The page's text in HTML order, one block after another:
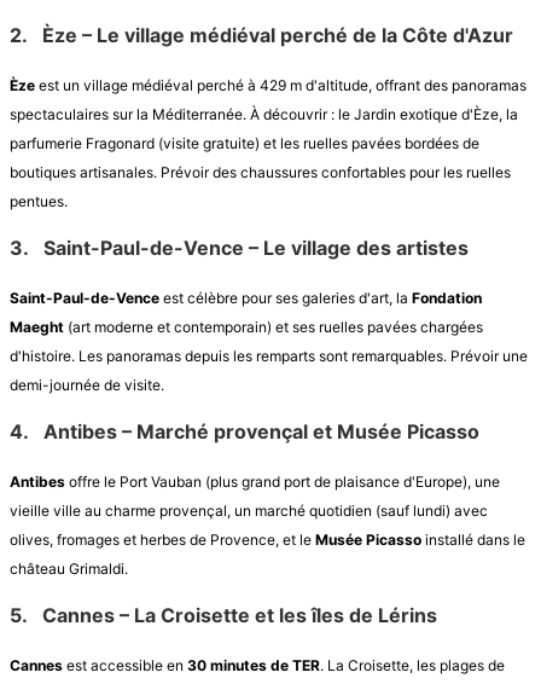
2. Èze – Le village médiéval perché de la Côte d'Azur
Èze est un village médiéval perché à 429 m d'altitude, offrant des panoramas
spectaculaires sur la Méditerranée. À découvrir : le Jardin exotique d'Èze, la
parfumerie Fragonard (visite gratuite) et les ruelles pavées bordées de
boutiques artisanales. Prévoir des chaussures confortables pour les ruelles
pentues.
3. Saint-Paul-de-Vence – Le village des artistes
Saint-Paul-de-Vence est célèbre pour ses galeries d'art, la Fondation
Maeght (art moderne et contemporain) et ses ruelles pavées chargées
d'histoire. Les panoramas depuis les remparts sont remarquables. Prévoir une
demi-journée de visite.
4. Antibes – Marché provençal et Musée Picasso
Antibes offre le Port Vauban (plus grand port de plaisance d'Europe), une
vieille ville au charme provençal, un marché quotidien (sauf lundi) avec
olives, fromages et herbes de Provence, et le Musée Picasso installé dans le
château Grimaldi.
5. Cannes – La Croisette et les îles de Lérins
Cannes est accessible en 30 minutes de TER. La Croisette, les plages de